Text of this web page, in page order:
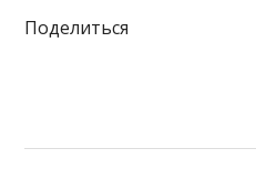
Поделиться